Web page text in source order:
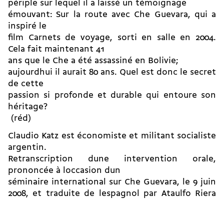
périple sur lequel il a laissé un témoignage
émouvant: Sur la route avec Che Guevara, qui a
inspiré le
film Carnets de voyage, sorti en salle en 2004.
Cela fait maintenant 41
ans que le Che a été assassiné en Bolivie;
aujourdhui il aurait 80 ans. Quel est donc le secret
de cette
passion si profonde et durable qui entoure son
héritage?
(réd)
Claudio Katz est économiste et militant socialiste
argentin.
Retranscription dune intervention orale,
prononcée à loccasion dun
séminaire international sur Che Guevara, le 9 juin
2008, et traduite de lespagnol par Ataulfo Riera